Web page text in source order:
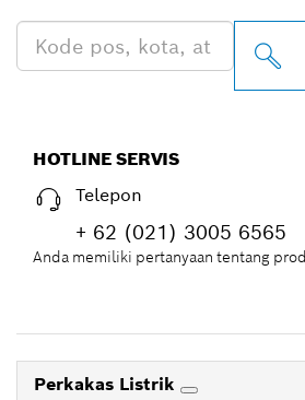
HOTLINE SERVIS
Telepon
+ 62 (021) 3005 6565
Anda memiliki pertanyaan tentang
Perkakas Listrik